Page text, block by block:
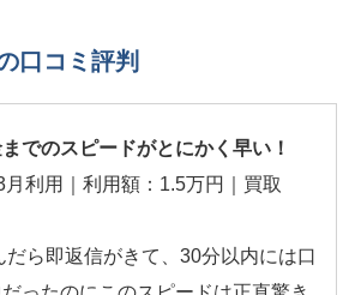
口コミ評判
でのスピードがとにかく早い！
利用｜利用額：1.5万円｜買取
だら即返信がきて、30分以内には口